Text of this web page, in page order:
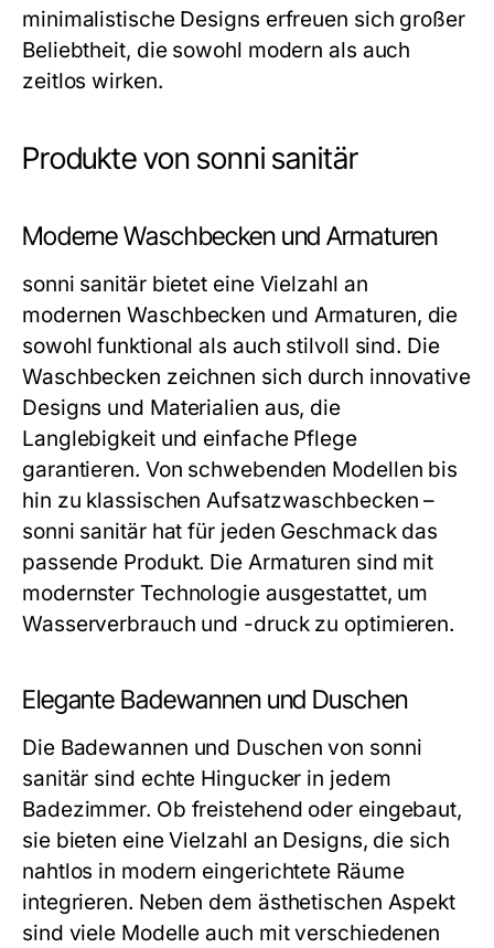
minimalistische Designs erfreuen sich großer
Beliebtheit, die sowohl modern als auch
zeitlos wirken.
Produkte von sonni sanitär
Moderne Waschbecken und Armaturen
sonni sanitär bietet eine Vielzahl an
modernen Waschbecken und Armaturen, die
sowohl funktional als auch stilvoll sind. Die
Waschbecken zeichnen sich durch innovative
Designs und Materialien aus, die
Langlebigkeit und einfache Pflege
garantieren. Von schwebenden Modellen bis
hin zu klassischen Aufsatzwaschbecken –
sonni sanitär hat für jeden Geschmack das
passende Produkt. Die Armaturen sind mit
modernster Technologie ausgestattet, um
Wasserverbrauch und -druck zu optimieren.
Elegante Badewannen und Duschen
Die Badewannen und Duschen von sonni
sanitär sind echte Hingucker in jedem
Badezimmer. Ob freistehend oder eingebaut,
sie bieten eine Vielzahl an Designs, die sich
nahtlos in modern eingerichtete Räume
integrieren. Neben dem ästhetischen Aspekt
sind viele Modelle auch mit verschiedenen